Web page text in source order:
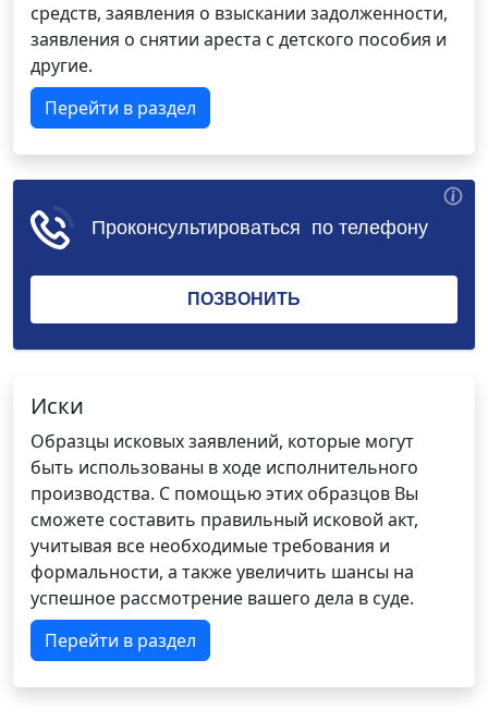
средств, заявления о взыскании задолженности,
заявления о снятии ареста с детского пособия и
другие.
Перейти в раздел
Иски
Образцы исковых заявлений, которые могут
быть использованы в ходе исполнительного
производства. С помощью этих образцов Вы
сможете составить правильный исковой акт,
учитывая все необходимые требования и
формальности, а также увеличить шансы на
успешное рассмотрение вашего дела в суде.
Перейти в раздел